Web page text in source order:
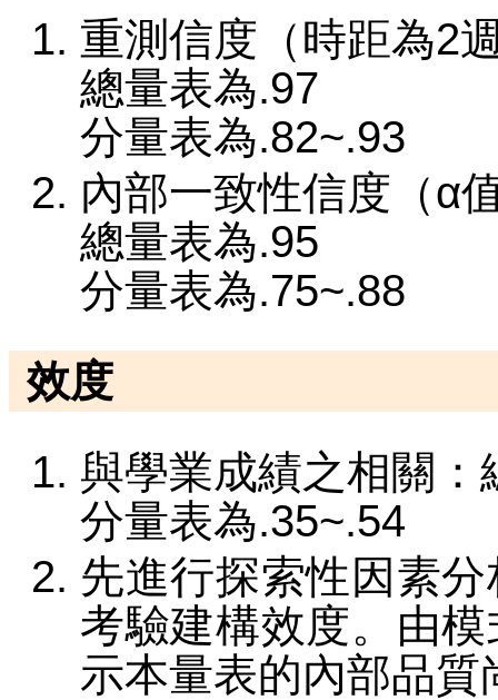
重測信度（時距為2
總量表為.97
分量表為.82~.93
內部一致性信度（α
總量表為.95
分量表為.75~.88
效度
與學業成績之相關
分量表為.35~.54
先進行探索性因素
考驗建構效度。由
示本量表的內部品質